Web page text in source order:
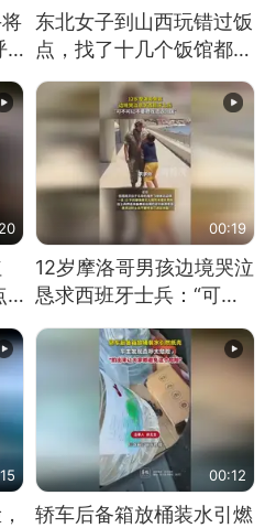
东北女子到山西玩错过饭
点，找了十几个饭馆都没
开门：午休到几点
00:19
12岁摩洛哥男孩边境哭泣
恳求西班牙士兵：“可不
可以不要把我遣返回国”
00:12
轿车后备箱放桶装水引燃